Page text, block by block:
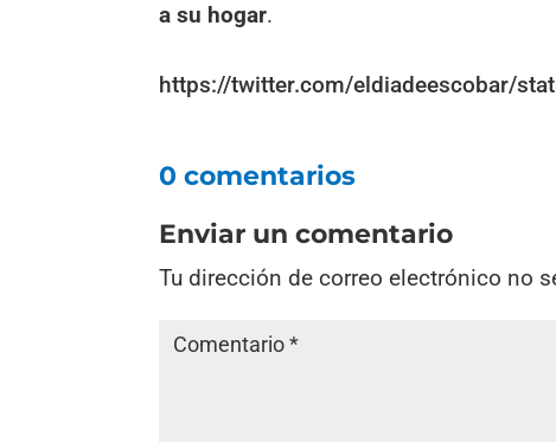
a su hogar.
https://twitter.com/eldiadeescobar/
0 comentarios
Enviar un comentario
Tu dirección de correo electrónico no